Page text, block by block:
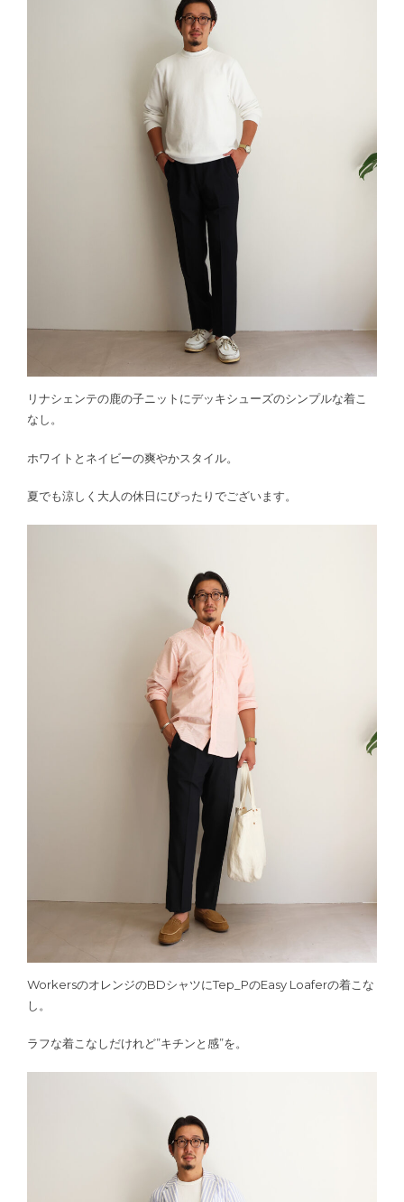
リナシェンテの鹿の子ニットにデッキシューズのシンプルな着こ
なし。
ホワイトとネイビーの爽やかスタイル。
夏でも涼しく大人の休日にぴったりでございます。
WorkersのオレンジのBDシャツにTep_PのEasy Loaferの着こな
し。
ラフな着こなしだけれど”キチンと感”を。